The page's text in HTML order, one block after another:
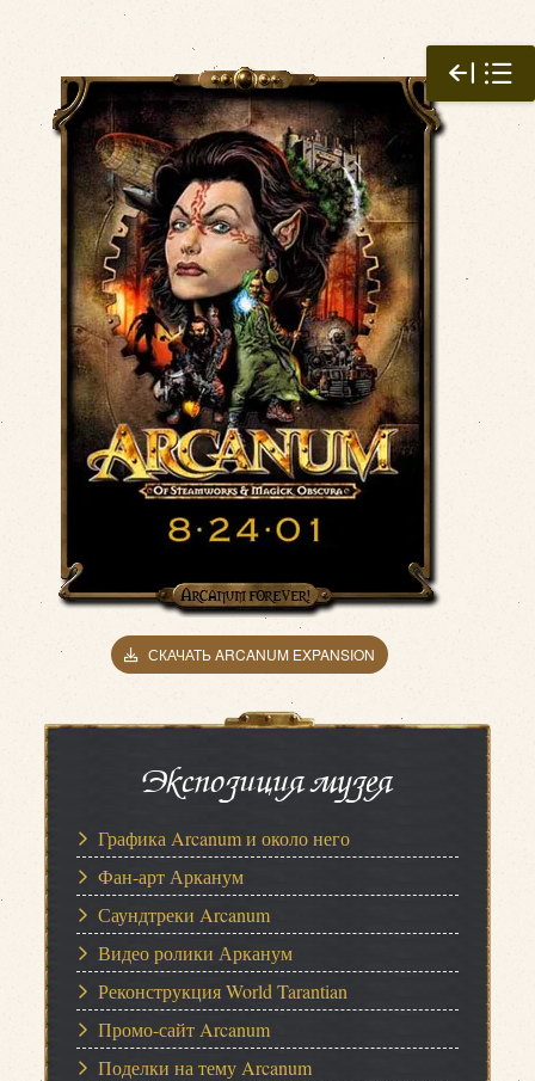
СКАЧАТЬ ARCANUM EXPANSION
Экспозиция музея
Графика Arcanum и около него
Фан-арт Арканум
Саундтреки Arcanum
Видео ролики Арканум
Реконструкция World Tarantian
Промо-сайт Arcanum
Поделки на тему Arcanum